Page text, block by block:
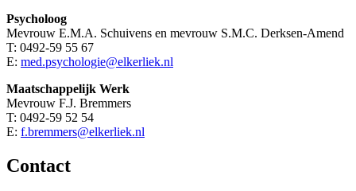
Psycholoog
Mevrouw E.M.A. Schuivens en mevrouw S.M.C. Derksen-Amend
T: 0492-59 55 67
E: med.psychologie@elkerliek.nl
Maatschappelijk Werk
Mevrouw F.J. Bremmers
T: 0492-59 52 54
E: f.bremmers@elkerliek.nl
Contact